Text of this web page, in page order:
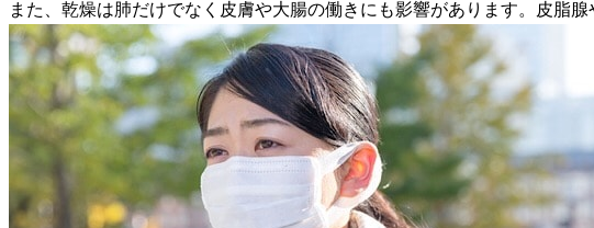
また、乾燥は肺だけでなく皮膚や大腸の働きにも影響があります。皮脂